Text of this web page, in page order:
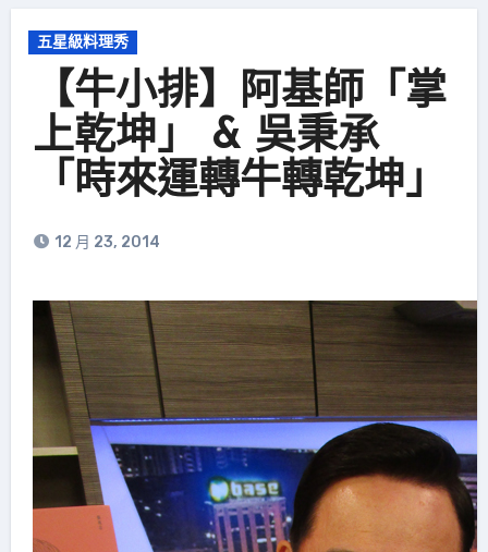
五星級料理秀
【牛小排】阿基師「掌
上乾坤」 & 吳秉承
「時來運轉牛轉乾坤」
12 月 23, 2014